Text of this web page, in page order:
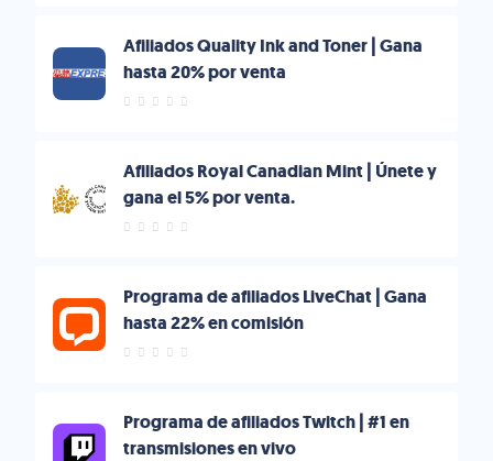
Afiliados Quality Ink and Toner | Gana
hasta 20% por venta
Afiliados Royal Canadian Mint | Únete y
gana el 5% por venta.
Programa de afiliados LiveChat | Gana
hasta 22% en comisión
Programa de afiliados Twitch | #1 en
transmisiones en vivo